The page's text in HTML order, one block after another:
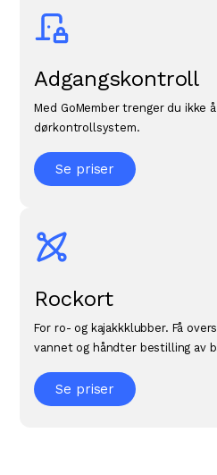
Adgangskontroll
Med GoMember trenger du ikke
dørkontrollsystem.
Se priser
Rockort
For ro- og kajakkklubber. Få
vannet og håndter bestilling av
Se priser